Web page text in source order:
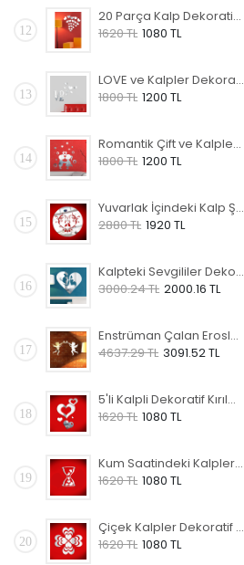
12
20 Parça Kalp Dekoratif Kırılmaz Ayna
1620 TL 1080 TL
13
LOVE ve Kalpler Dekoratif Kırılmaz Ayna
1800 TL 1200 TL
14
Romantik Çift ve Kalpler Dekoratif Kırılmaz Ayna
1800 TL 1200 TL
15
Yuvarlak İçindeki Kalp Şekli Dekoratif Kırılmaz Ayna
2880 TL 1920 TL
16
Kalpteki Sevgililer Dekoratif Kırılmaz Ayna
3000.24 TL 2000.16 TL
17
Enstrüman Çalan Eroslar Dekoratif Kırılmaz Ayna
4637.29 TL 3091.52 TL
18
5'li Kalpli Dekoratif Kırılmaz Ayna
1620 TL 1080 TL
19
Kum Saatindeki Kalpler Dekoratif Kırılmaz Ayna
1620 TL 1080 TL
20
Çiçek Kalpler Dekoratif Kırılmaz Ayna
1620 TL 1080 TL